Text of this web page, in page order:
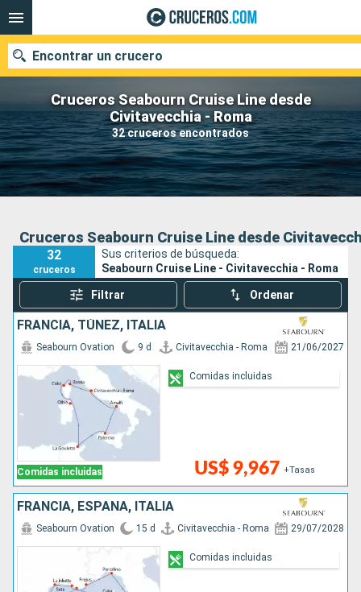
Cruceros Seabourn Cruise Line desde
Civitavecchia - Roma
32 cruceros encontrados
Encontrar un crucero
Nuestros destinos
Fecha de salida
Buscar
Cruceros Seabourn Cruise Line desde
32
cruceros
Sus criterios de búsqueda:
Seabourn Cruise Line - Civitavecchia - Roma
Filtrar Ordenar
FRANCIA, TÚNEZ, ITALIA
Comidas incluidas
Seabourn Ovation 9 d Civitavecchia - Roma 21/06/2027
US$ 9,967 +Tasas
Comidas incluidas
FRANCIA, ESPAÑA, ITALIA
Seabourn Ovation 15 d Civitavecchia - Roma 29/07/2028
Comidas incluidas